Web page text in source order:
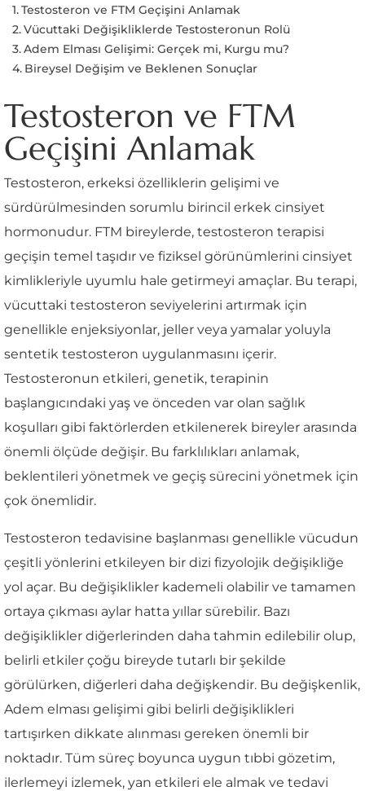
Testosteron ve FTM Geçişini Anlamak
Vücuttaki Değişikliklerde Testosteronun Rolü
Adem Elması Gelişimi: Gerçek mi, Kurgu mu?
Bireysel Değişim ve Beklenen Sonuçlar
Testosteron ve FTM
Geçişini Anlamak
Testosteron, erkeksi özelliklerin gelişimi ve
sürdürülmesinden sorumlu birincil erkek cinsiyet
hormonudur. FTM bireylerde, testosteron terapisi
geçişin temel taşıdır ve fiziksel görünümlerini cinsiyet
kimlikleriyle uyumlu hale getirmeyi amaçlar. Bu terapi,
vücuttaki testosteron seviyelerini artırmak için
genellikle enjeksiyonlar, jeller veya yamalar yoluyla
sentetik testosteron uygulanmasını içerir.
Testosteronun etkileri, genetik, terapinin
başlangıcındaki yaş ve önceden var olan sağlık
koşulları gibi faktörlerden etkilenerek bireyler arasında
önemli ölçüde değişir. Bu farklılıkları anlamak,
beklentileri yönetmek ve geçiş sürecini yönetmek için
çok önemlidir.
Testosteron tedavisine başlanması genellikle vücudun
çeşitli yönlerini etkileyen bir dizi fizyolojik değişikliğe
yol açar. Bu değişiklikler kademeli olabilir ve tamamen
ortaya çıkması aylar hatta yıllar sürebilir. Bazı
değişiklikler diğerlerinden daha tahmin edilebilir olup,
belirli etkiler çoğu bireyde tutarlı bir şekilde
görülürken, diğerleri daha değişkendir. Bu değişkenlik,
Adem elması gelişimi gibi belirli değişiklikleri
tartışırken dikkate alınması gereken önemli bir
noktadır. Tüm süreç boyunca uygun tıbbi gözetim,
ilerlemeyi izlemek, yan etkileri ele almak ve tedavi